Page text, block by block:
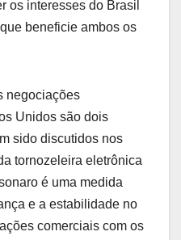
os interesses do Brasil
beneficie ambos os
negociações
Unidos são dois
sido discutidos nos
tornozeleira eletrônica
é uma medida
e a estabilidade no
comerciais com os